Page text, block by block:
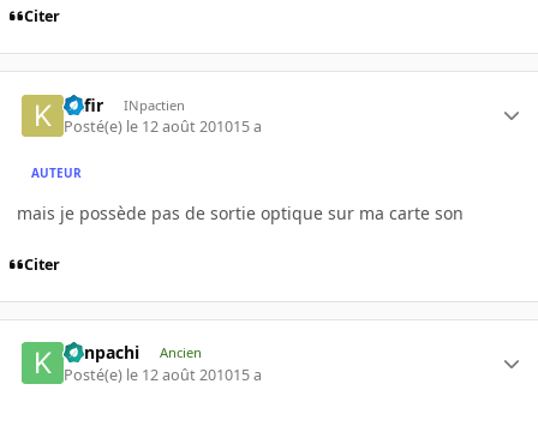
Citer
Kafir INpactien
Posté(e) le 12 août 201015 a
AUTEUR
mais je possède pas de sortie optique sur ma carte son
Citer
Kenpachi Ancien
Posté(e) le 12 août 201015 a